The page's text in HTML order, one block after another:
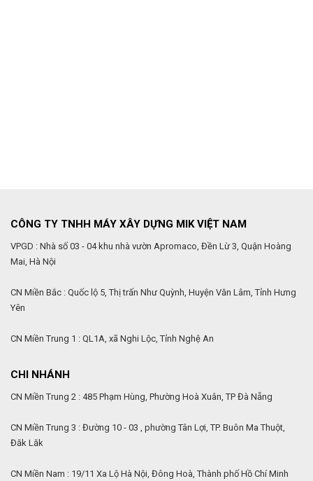
CÔNG TY TNHH MÁY XÂY DỰNG MIK VIỆT NAM
VPGD : Nhà số 03 - 04 khu nhà vườn Apromaco, Đền Lừ 3, Quận Hoàng
Mai, Hà Nội
CN Miền Bắc : Quốc lộ 5, Thị trấn Như Quỳnh, Huyện Văn Lâm, Tỉnh Hưng
Yên
CN Miền Trung 1 : QL1A, xã Nghi Lộc, Tỉnh Nghệ An
CHI NHÁNH
CN Miền Trung 2 : 485 Phạm Hùng, Phường Hoà Xuân, TP Đà Nẵng
CN Miền Trung 3 : Đường 10 - 03 , phường Tân Lợi, TP. Buôn Ma Thuột,
Đăk Lăk
CN Miền Nam : 19/11 Xa Lộ Hà Nội, Đông Hoà, Thành phố Hồ Chí Minh